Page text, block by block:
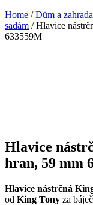
Home /Dům a zahrada
sadám / Hlavice
633559M
Hlavice
hran, 59 mm
Hlavice nástrčná
od King Tony za